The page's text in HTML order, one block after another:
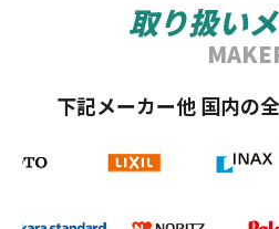
取り扱い
下記メーカー他 国内の